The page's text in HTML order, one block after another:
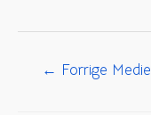
Indlægsnavigation
← Forrige Medie